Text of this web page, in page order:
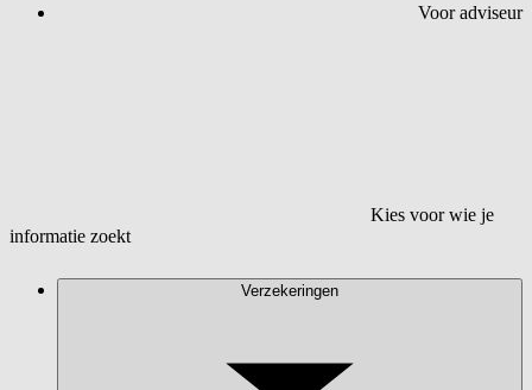
Voor adviseur
Kies voor wie je
informatie zoekt
Verzekeringen